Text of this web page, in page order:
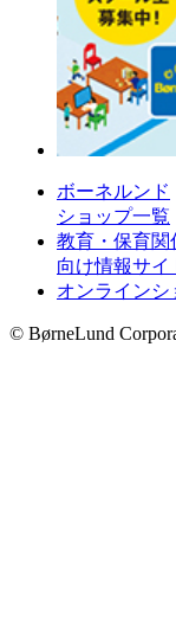
ボーネルンド
ショップ一覧
教育・保育関
向け情報サイ
オンラインシ
© BørneLund